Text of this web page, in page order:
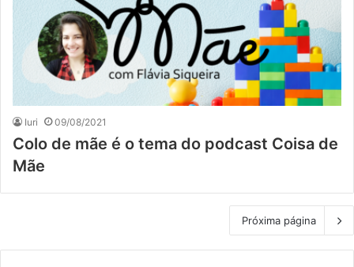
Iuri 09/08/2021
Colo de mãe é o tema do podcast Coisa de
Mãe
Próxima página